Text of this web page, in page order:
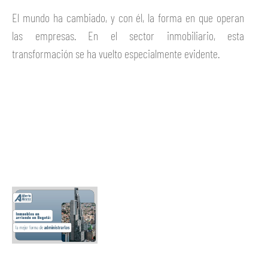
El mundo ha cambiado, y con él, la forma en que operan
las empresas. En el sector inmobiliario, esta
transformación se ha vuelto especialmente evidente.